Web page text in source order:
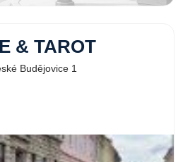
& TAROT
Budějovice 1